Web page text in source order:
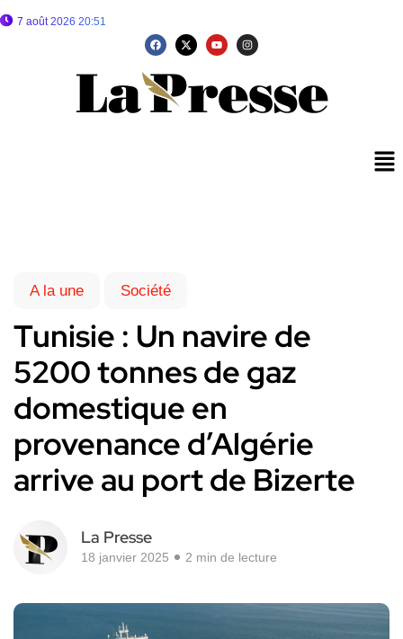
7 août 2026 20:51
A la une Société
Tunisie : Un navire de
5200 tonnes de gaz
domestique en
provenance d’Algérie
arrive au port de Bizerte
La Presse
18 janvier 2025 2 min de lecture